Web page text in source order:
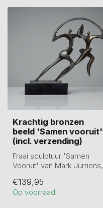
Krachtig bronzen
beeld 'Samen vooruit'
(incl. verzending)
Fraai sculptuur 'Samen
Vooruit' van Mark Jurriens,
verb...
€139,95
Op voorraad